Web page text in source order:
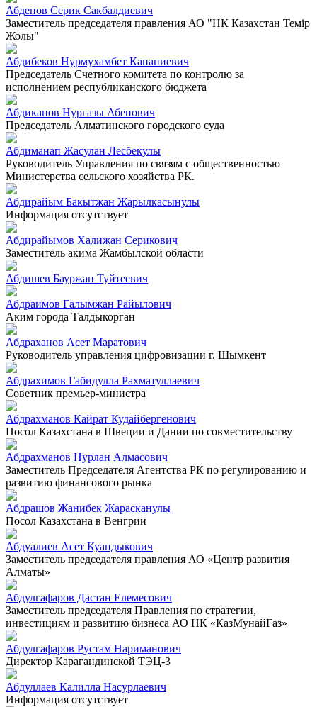
Абденов Серик Сакбалдиевич
Заместитель председателя правления АО "НК Казахстан Темiр
Жолы"
Абдибеков Нурмухамбет Канапиевич
Председатель Счетного комитета по контролю за
исполнением республиканского бюджета
Абдиканов Нургазы Абенович
Председатель Алматинского городского суда
Абдиманап Жасулан Лесбекулы
Руководитель Управления по связям с общественностью
Министерства сельского хозяйства РК.
Абдирайым Бакытжан Жарылкасынулы
Информация отсутствует
Абдирайымов Халижан Серикович
Заместитель акима Жамбылской области
Абдишев Бауржан Туйтеевич
Абдраимов Галымжан Райылович
Аким города Талдыкорган
Абдраханов Асет Маратович
Руководитель управления цифровизации г. Шымкент
Абдрахимов Габидулла Рахматуллаевич
Советник премьер-министра
Абдрахманов Кайрат Кудайбергенович
Посол Казахстана в Швеции и Дании по совместительству
Абдрахманов Нурлан Алмасович
Заместитель Председателя Агентства РК по регулированию и
развитию финансового рынка
Абдрашов Жанибек Жарасканулы
Посол Казахстана в Венгрии
Абдуалиев Асет Куандыкович
Заместитель председателя правления АО «Центр развития
Алматы»
Абдулгафаров Дастан Елемесович
Заместитель председателя Правления по стратегии,
инвестициям и развитию бизнеса АО НК «КазМунайГаз»
Абдулгафаров Рустам Нариманович
Директор Карагандинской ТЭЦ-3
Абдуллаев Калилла Насурлаевич
Информация отсутствует